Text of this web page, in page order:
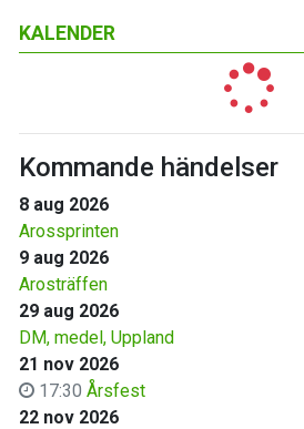
KALENDER
Kommande händelser
8 aug 2026
Arossprinten
9 aug 2026
Arosträffen
29 aug 2026
DM, medel, Uppland
21 nov 2026
17:30 Årsfest
22 nov 2026